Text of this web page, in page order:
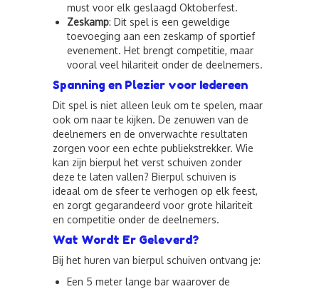
must voor elk geslaagd Oktoberfest.
Zeskamp: Dit spel is een geweldige
toevoeging aan een zeskamp of sportief
evenement. Het brengt competitie, maar
vooral veel hilariteit onder de deelnemers.
Spanning en Plezier voor Iedereen
Dit spel is niet alleen leuk om te spelen, maar
ook om naar te kijken. De zenuwen van de
deelnemers en de onverwachte resultaten
zorgen voor een echte publiekstrekker. Wie
kan zijn bierpul het verst schuiven zonder
deze te laten vallen? Bierpul schuiven is
ideaal om de sfeer te verhogen op elk feest,
en zorgt gegarandeerd voor grote hilariteit
en competitie onder de deelnemers.
Wat Wordt Er Geleverd?
Bij het huren van bierpul schuiven ontvang je:
Een 5 meter lange bar waarover de